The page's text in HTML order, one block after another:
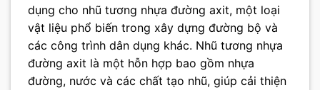
dụng cho nhũ tương nhựa đường axit, một loại
vật liệu phổ biến trong xây dựng đường bộ và
các công trình dân dụng khác. Nhũ tương nhựa
đường axit là một hỗn hợp bao gồm nhựa
đường, nước và các chất tạo nhũ, giúp cải thiện